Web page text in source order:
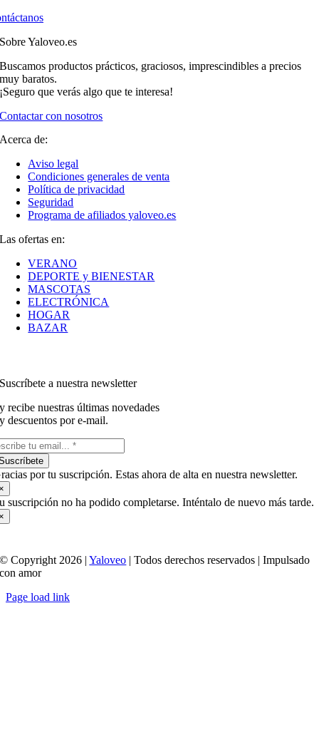
Sobre Yaloveo.es
Buscamos productos prácticos, graciosos, imprescindibles a precios
muy baratos.
¡Seguro que verás algo que te interesa!
Contactar con nosotros
Acerca de:
Aviso legal
Condiciones generales de venta
Política de privacidad
Seguridad
Programa de afiliados yaloveo.es
Las ofertas en:
VERANO
DEPORTE y BIENESTAR
MASCOTAS
ELECTRÓNICA
HOGAR
BAZAR
Suscríbete a nuestra newsletter
y recibe nuestras últimas novedades
y descuentos por e-mail.
por tu suscripción. Estas ahora de alta en nuestra newsletter.
suscripción no ha podido completarse. Inténtalo de nuevo más tarde.
© Copyright 2026 |Yaloveo | Todos derechos reservados | Impulsado
con amor
Page load link